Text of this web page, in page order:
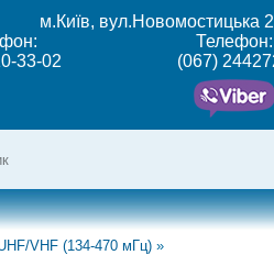
м.Київ, вул.Новомостицька
33-02
Телефон:
(067)
VHF (134-470 мГц) »